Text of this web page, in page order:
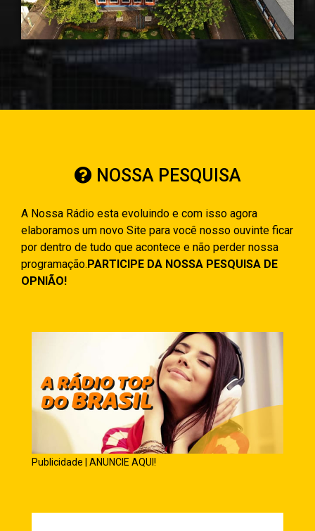
NOSSA PESQUISA
A Nossa Rádio esta evoluindo e com isso agora
elaboramos um novo Site para você nosso ouvinte ficar
por dentro de tudo que acontece e não perder nossa
programação.PARTICIPE DA NOSSA PESQUISA DE
OPNIÃO!
Publicidade | ANUNCIE AQUI!